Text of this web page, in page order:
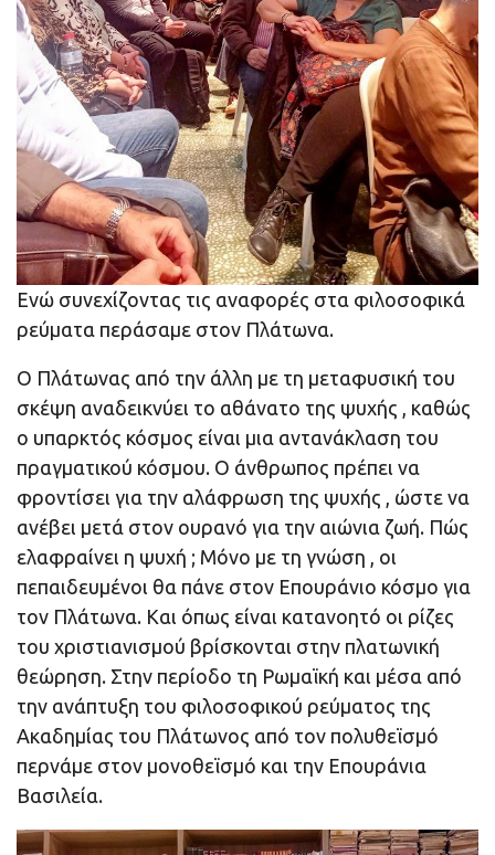
Ενώ συνεχίζοντας τις αναφορές στα φιλοσοφικά
ρεύματα περάσαμε στον Πλάτωνα.
Ο Πλάτωνας από την άλλη με τη μεταφυσική του
σκέψη αναδεικνύει το αθάνατο της ψυχής , καθώς
ο υπαρκτός κόσμος είναι μια αντανάκλαση του
πραγματικού κόσμου. Ο άνθρωπος πρέπει να
φροντίσει για την αλάφρωση της ψυχής , ώστε να
ανέβει μετά στον ουρανό για την αιώνια ζωή. Πώς
ελαφραίνει η ψυχή ; Μόνο με τη γνώση , οι
πεπαιδευμένοι θα πάνε στον Επουράνιο κόσμο για
τον Πλάτωνα. Και όπως είναι κατανοητό οι ρίζες
του χριστιανισμού βρίσκονται στην πλατωνική
θεώρηση. Στην περίοδο τη Ρωμαϊκή και μέσα από
την ανάπτυξη του φιλοσοφικού ρεύματος της
Ακαδημίας του Πλάτωνος από τον πολυθεϊσμό
περνάμε στον μονοθεϊσμό και την Επουράνια
Βασιλεία.